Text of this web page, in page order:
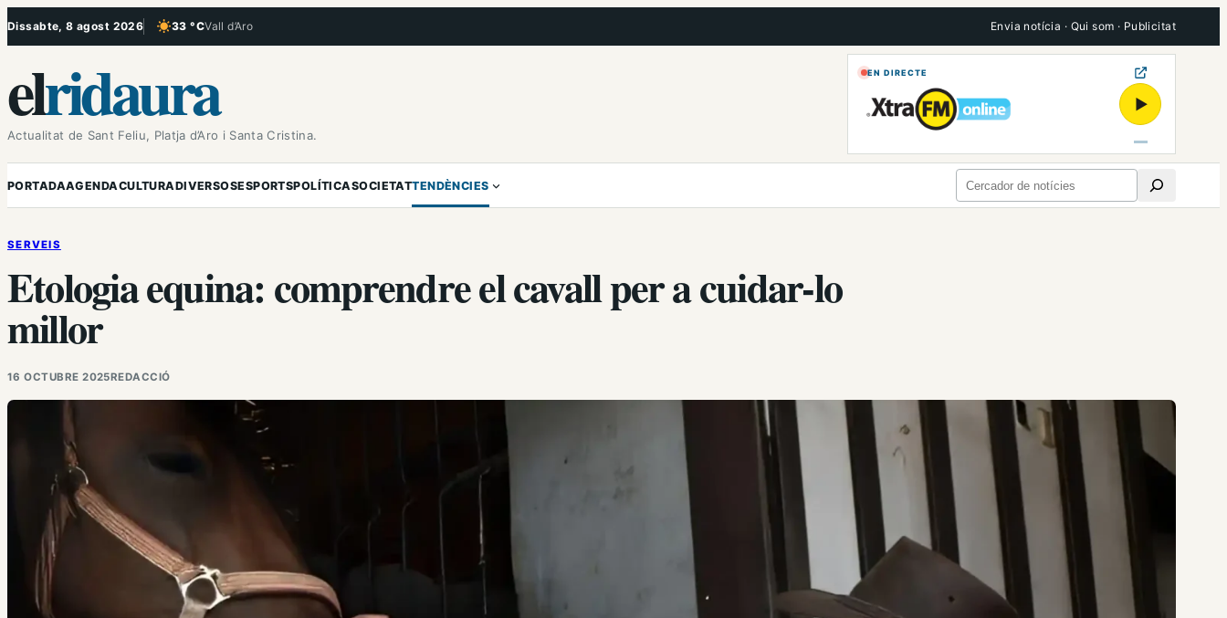
Vés
Dissabte, 8 agost 2026 33 °CVall d’Aro
, Cel serè Envia notícia · Qui som · Publicitat
elridaura
Actualitat de Sant Feliu, Platja d’Aro i Santa Cristina.
EN DIRECTE
▶
PORTADAAGENDACULTURADIVERSOSESPORTSPOLÍTICASOCIETATTENDÈNCIES Cerca
SERVEIS
Etologia equina: comprendre el cavall per a cuidar-lo
millor
16 OCTUBRE 2025REDACCIÓ